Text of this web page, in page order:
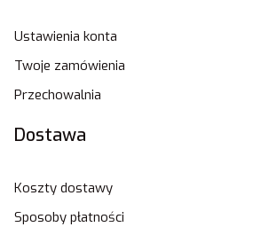
Ustawienia konta
Twoje zamówienia
Przechowalnia
Dostawa
Koszty dostawy
Sposoby płatności